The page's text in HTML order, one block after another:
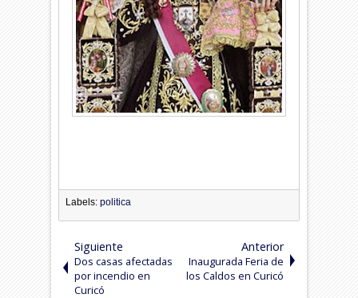
Labels:politica
Siguiente
Dos casas afectadas
por incendio en
Curicó
Anterior
Inaugurada Feria de
los Caldos en Curicó